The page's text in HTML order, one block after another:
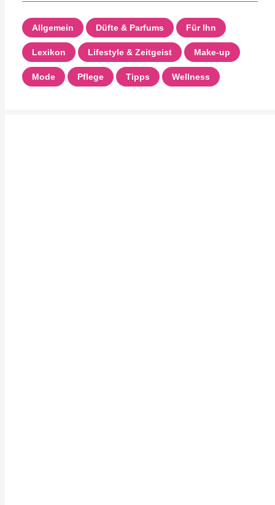
Allgemein Düfte & Parfums Für Ihn
Lexikon Lifestyle & Zeitgeist Make-up
Mode Pflege Tipps Wellness